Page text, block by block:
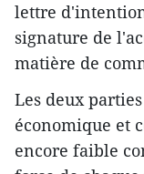
lettre
signature de
matière de
Les deux
économique et
encore faible